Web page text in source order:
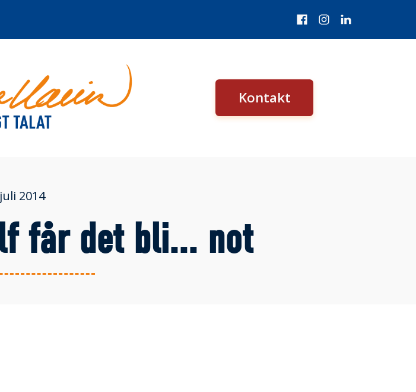
Kontakt
2014
får det bli... not